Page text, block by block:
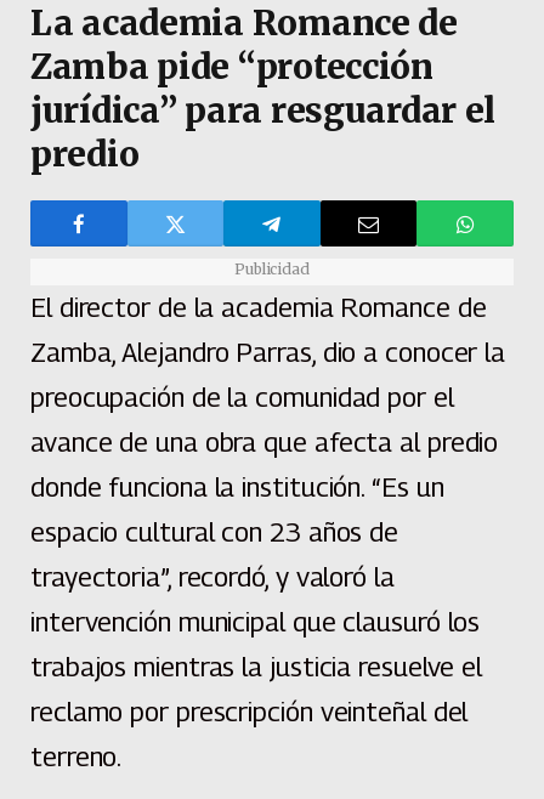
La academia Romance de
Zamba pide “protección
jurídica” para resguardar el
predio
Publicidad
El director de la academia Romance de
Zamba, Alejandro Parras, dio a conocer la
preocupación de la comunidad por el
avance de una obra que afecta al predio
donde funciona la institución. “Es un
espacio cultural con 23 años de
trayectoria”, recordó, y valoró la
intervención municipal que clausuró los
trabajos mientras la justicia resuelve el
reclamo por prescripción veinteñal del
terreno.